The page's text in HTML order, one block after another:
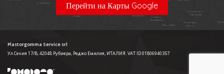
Перейти на Карты Google
Plastorgomma Service srl
Ул.Секия 17/B, 42048 Рубиера, Реджо Емилия, ИТАЛИЯ. VAT ID 01806940357